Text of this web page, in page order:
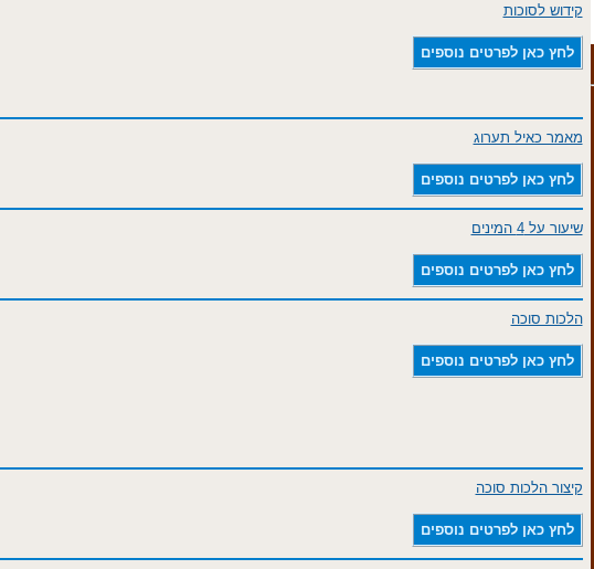
קידוש לסוכות
לחץ כאן לפרטים נוספים
מאמר כאיל תערוג
לחץ כאן לפרטים נוספים
שיעור על 4 המינים
לחץ כאן לפרטים נוספים
הלכות סוכה
לחץ כאן לפרטים נוספים
קיצור הלכות סוכה
לחץ כאן לפרטים נוספים